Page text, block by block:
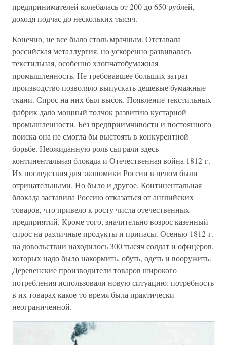
предпринимателей колебалась от 200 до 650 рублей,
доходя подчас до нескольких тысяч.
Конечно, не все было столь мрачным. Отставала
российская металлургия, но ускоренно развивалась
текстильная, особенно хлопчатобумажная
промышленность. Не требовавшее больших затрат
производство позволяло выпускать дешевые бумажные
ткани. Спрос на них был высок. Появление текстильных
фабрик дало мощный толчок развитию кустарной
промышленности. Без предприимчивости и постоянного
поиска она не смогла бы выстоять в конкурентной
борьбе. Неожиданную роль сыграли здесь
континентальная блокада и Отечественная война 1812 г.
Их последствия для экономики России в целом были
отрицательными. Но было и другое. Континентальная
блокада заставила Россию отказаться от английских
товаров, что привело к росту числа отечественных
предприятий. Кроме того, значительно возрос казенный
спрос на различные продукты и припасы. Осенью 1812 г.
на довольствии находилось 300 тысяч солдат и офицеров,
которых надо было накормить, обуть, одеть и вооружить.
Деревенские производители товаров широкого
потребления использовали новую ситуацию: потребность
в их товарах какое-то время была практически
неограниченной.